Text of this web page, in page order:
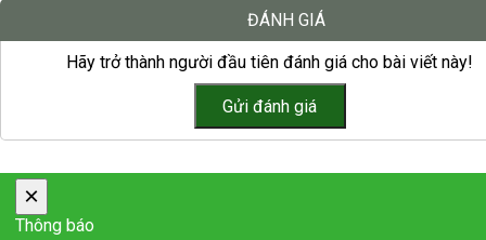
ĐÁNH GIÁ
Hãy trở thành người đầu tiên đánh giá cho bài viết này!
×
Thông báo